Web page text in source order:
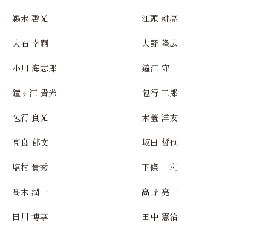
鵜木 啓光 江頭 耕亮
大石 幸嗣 大野 隆広
小川 海志郎 鐘江 守
鐘ヶ江 貴光 包行 二郎
包行 良光 木蓋 洋友
高良 郁文 坂田 哲也
塩村 貴秀 下條 一利
髙木 潤一 高野 亮一
田川 博享 田中 憲治